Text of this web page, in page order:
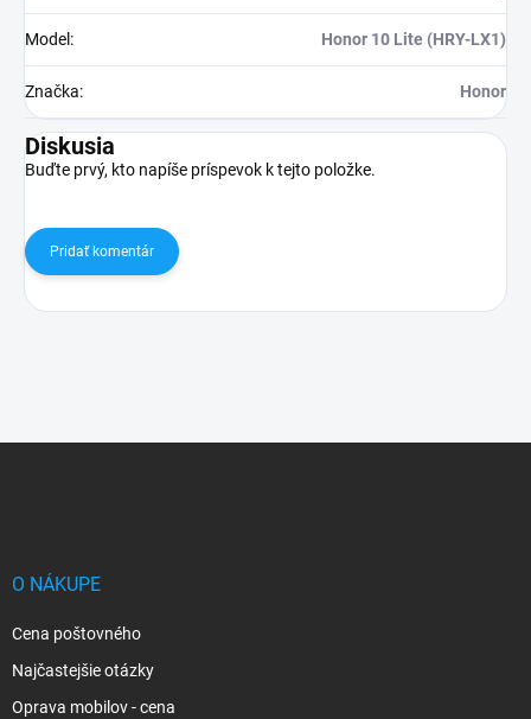
Model : Honor 10 Lite (HRY-LX1)
Značka: Honor
Diskusia
Buďte prvý, kto napíše príspevok k tejto položke.
Pridať komentár
O NÁKUPE
Cena poštovného
Najčastejšie otázky
Oprava mobilov - cena